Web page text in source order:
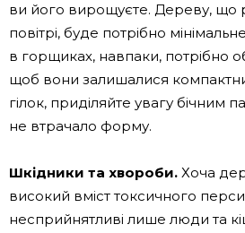
ви його вирощуєте. Дереву, що
повітрі, буде потрібно
в горщиках, навпаки, потрібно
щоб вони залишалися
гілок, приділяйте увагу бічним
не втрачало форму.
Шкідники та хвороби. Хоча
високий вміст токсичного
несприйнятливі лише люди та